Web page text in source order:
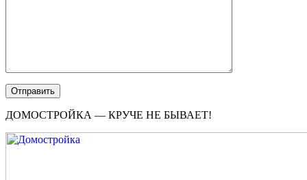
ДОМОСТРОЙКА — КРУЧЕ НЕ БЫВАЕТ!